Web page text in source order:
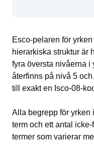
Esco-pelaren för
hierarkiska struktur är
fyra översta nivåerna i
återfinns på nivå 5
till exakt en Isco-08-
Alla begrepp för yrken
term och ett antal
termer som varierar